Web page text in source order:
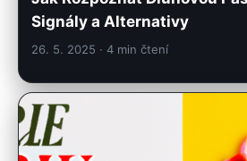
Signály a Alternativy
26. 5. 2025 · 4 min čtení